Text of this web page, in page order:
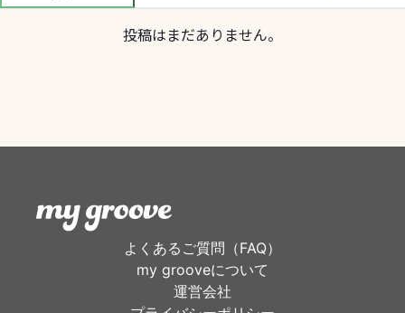
投稿はまだありません。
よくあるご質問（FAQ）
my grooveについて
運営会社